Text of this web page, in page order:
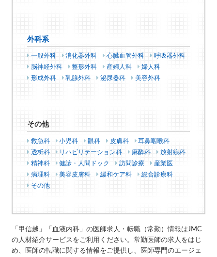
外科系
一般外科 消化器外科 心臓血管外科
呼吸器外科
脳神経外科
整形外科 産婦人科
婦人科
形成外科
乳腺外科 泌尿器科 美容外科
その他
救急科 小児科 眼科 皮膚科
耳鼻咽喉科
透析科
リハビリテーション科 麻酔科
放射線科
精神科
健診・人間ドック 訪問診療
産業医
病理科
美容皮膚科 緩和ケア科
総合診療科
その他
「甲信越」「血液内科」の医師求人・転職（常勤）情報はJMC
の人材紹介サービスをご利用ください。常勤医師の求人をはじ
め、医師の転職に関する情報をご提供し、医師専門のエージェ